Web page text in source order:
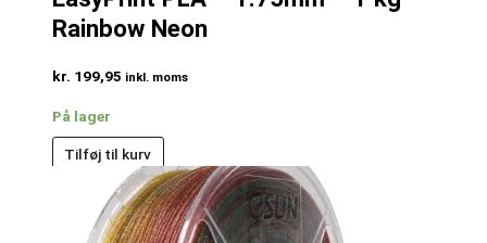
Rainbow Neon
kr. 199,95 inkl. moms
På lager
Tilføj til kurv